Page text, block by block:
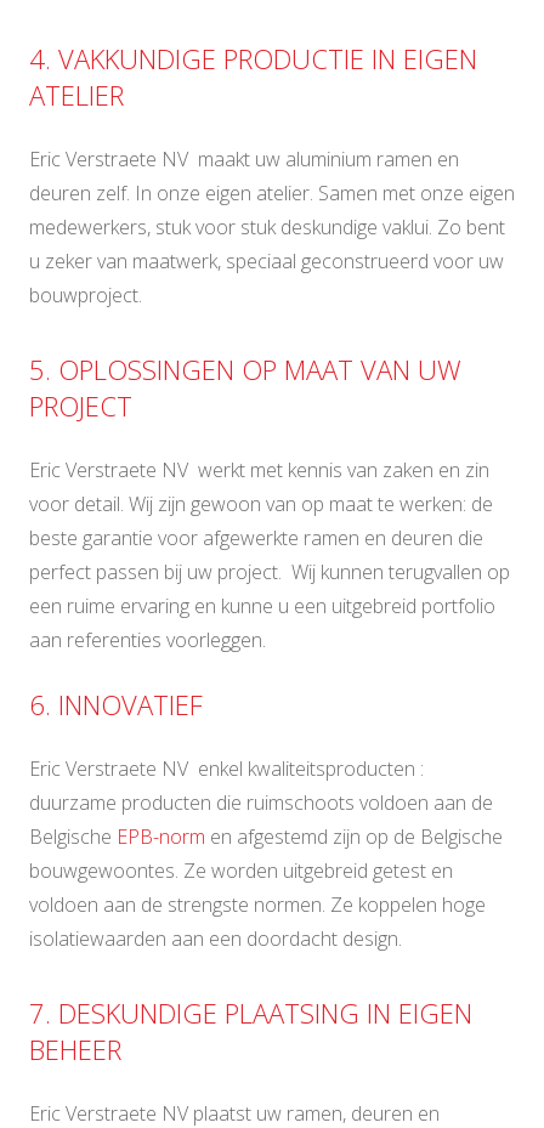
4. VAKKUNDIGE PRODUCTIE IN EIGEN
ATELIER
Eric Verstraete NV maakt uw aluminium ramen en
deuren zelf. In onze eigen atelier. Samen met onze eigen
medewerkers, stuk voor stuk deskundige vaklui. Zo bent
u zeker van maatwerk, speciaal geconstrueerd voor uw
bouwproject.
5. OPLOSSINGEN OP MAAT VAN UW
PROJECT
Eric Verstraete NV werkt met kennis van zaken en zin
voor detail. Wij zijn gewoon van op maat te werken: de
beste garantie voor afgewerkte ramen en deuren die
perfect passen bij uw project. Wij kunnen terugvallen op
een ruime ervaring en kunne u een uitgebreid portfolio
aan referenties voorleggen.
6. INNOVATIEF
Eric Verstraete NV enkel kwaliteitsproducten :
duurzame producten die ruimschoots voldoen aan de
Belgische EPB-norm en afgestemd zijn op de Belgische
bouwgewoontes. Ze worden uitgebreid getest en
voldoen aan de strengste normen. Ze koppelen hoge
isolatiewaarden aan een doordacht design.
7. DESKUNDIGE PLAATSING IN EIGEN
BEHEER
Eric Verstraete NV plaatst uw ramen, deuren en